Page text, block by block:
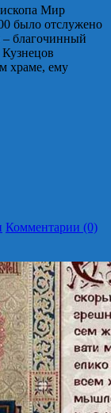
Мир
было отслужено
– благочинный
храме, ему
Комментарии (0)